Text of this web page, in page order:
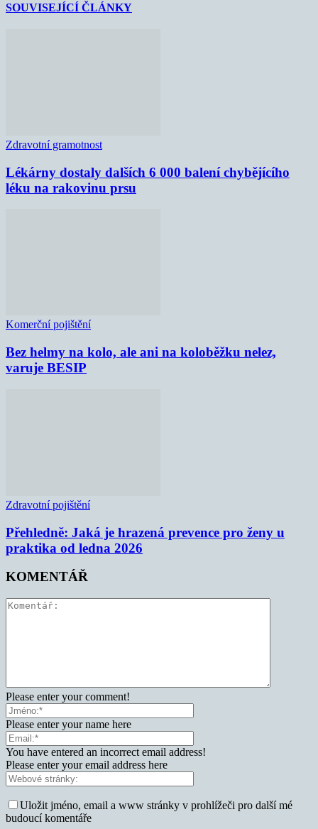
SOUVISEJÍCÍ ČLÁNKY
Zdravotní gramotnost
Lékárny dostaly dalších 6 000 balení chybějícího
léku na rakovinu prsu
Komerční pojištění
Bez helmy na kolo, ale ani na koloběžku nelez,
varuje BESIP
Zdravotní pojištění
Přehledně: Jaká je hrazená prevence pro ženy u
praktika od ledna 2026
KOMENTÁŘ
Please enter your comment!
Please enter your name here
You have entered an incorrect email address!
Please enter your email address here
Uložit jméno, email a www stránky v prohlížeči pro další mé
budoucí komentáře